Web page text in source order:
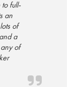
full-
an
of
a
of